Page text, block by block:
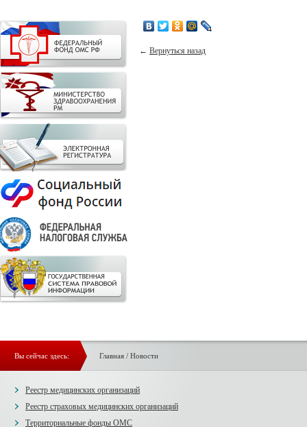
← Вернуться назад
Вы сейчас здесь: Главная/ Новости
Реестр медицинских организаций
Реестр страховых медицинских организаций
Территориальные фонды ОМС